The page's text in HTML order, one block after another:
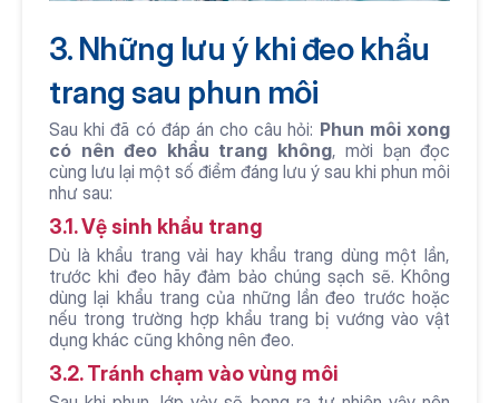
3. Những lưu ý khi đeo khẩu
trang sau phun môi
Sau khi đã có đáp án cho câu hỏi: Phun môi xong
có nên đeo khẩu trang không, mời bạn đọc
cùng lưu lại một số điểm đáng lưu ý sau khi phun môi
như sau:
3.1. Vệ sinh khẩu trang
Dù là khẩu trang vải hay khẩu trang dùng một lần,
trước khi đeo hãy đảm bảo chúng sạch sẽ. Không
dùng lại khẩu trang của những lần đeo trước hoặc
nếu trong trường hợp khẩu trang bị vướng vào vật
dụng khác cũng không nên đeo.
3.2. Tránh chạm vào vùng môi